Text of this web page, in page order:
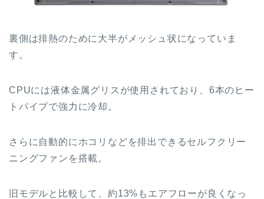
裏側は排熱のために大半がメッシュ状になっていま
す。
CPUには液体金属グリスが使用されており、6本のヒー
トパイプで強力に冷却。
さらに自動的にホコリなどを排出できるセルフクリー
ニングファンを搭載。
旧モデルと比較して、約13%もエアフローが良くなっ